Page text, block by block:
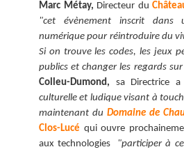
Marc Métay, Directeur du
"cet évènement inscrit dans
numérique pour réintroduire du
Si on trouve les codes, les jeux
publics et changer les regards
Colleu-Dumond, sa Directrice
culturelle et ludique visant à
maintenant du Domaine de
Clos-Lucé qui ouvre
aux technologies
"participer à